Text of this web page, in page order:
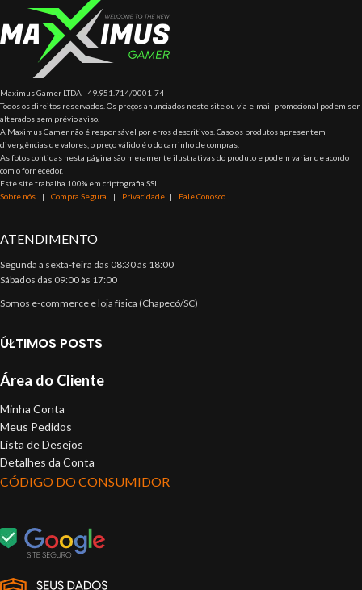
Maximus Gamer LTDA - 49.951.714/0001-74
Todos os direitos reservados. Os preços anunciados neste site ou via e-mail promocional podem ser
alterados sem prévio aviso.
A Maximus Gamer não é responsável por erros descritivos. Caso os produtos apresentem
divergências de valores, o preço válido é o do carrinho de compras.
As fotos contidas nesta página são meramente ilustrativas do produto e podem variar de acordo
com o fornecedor.
Este site trabalha 100% em criptografia SSL.
Sobre nós | Compra Segura | Privacidade | Fale Conosco
ATENDIMENTO
Segunda a sexta-feira das 08:30 às 18:00
Sábados das 09:00 às 17:00
Somos e-commerce e loja física (Chapecó/SC)
ÚLTIMOS POSTS
Área do Cliente
Minha Conta
Meus Pedidos
Lista de Desejos
Detalhes da Conta
CÓDIGO DO CONSUMIDOR